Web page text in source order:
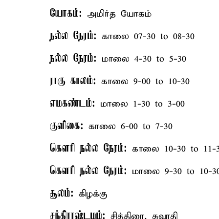
யோகம்: அமிர்த யோகம்
நல்ல நேரம்: காலை 07-30 to 08-30
நல்ல நேரம்: மாலை 4-30 to 5-30
ராகு காலம்: காலை 9-00 to 10-30
எமகண்டம்: மாலை 1-30 to 3-00
குளிகை: காலை 6-00 to 7-30
கௌரி நல்ல நேரம்: காலை 10-30 to 11-
கௌரி நல்ல நேரம்: மாலை 9-30 to 10-
சூலம்: கிழக்கு
சந்திராஷ்டமம்: சித்திரை, சுவாதி